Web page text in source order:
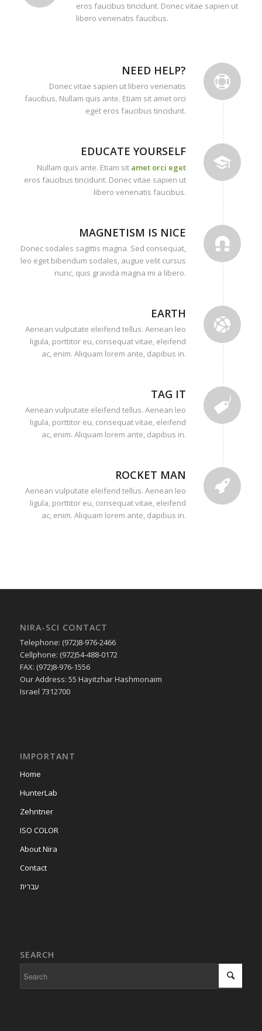
eros faucibus tincidunt. Donec vitae sapien ut
libero venenatis faucibus.
NEED HELP?
Donec vitae sapien ut libero venenatis
faucibus. Nullam quis ante. Etiam sit amet orci
eget eros faucibus tincidunt.
EDUCATE YOURSELF
Nullam quis ante. Etiam sit amet orci eget
eros faucibus tincidunt. Donec vitae sapien ut
libero venenatis faucibus.
MAGNETISM IS NICE
Donec sodales sagittis magna. Sed consequat,
leo eget bibendum sodales, augue velit cursus
nunc, quis gravida magna mi a libero.
EARTH
Aenean vulputate eleifend tellus. Aenean leo
ligula, porttitor eu, consequat vitae, eleifend
ac, enim. Aliquam lorem ante, dapibus in.
TAG IT
Aenean vulputate eleifend tellus. Aenean leo
ligula, porttitor eu, consequat vitae, eleifend
ac, enim. Aliquam lorem ante, dapibus in.
ROCKET MAN
Aenean vulputate eleifend tellus. Aenean leo
ligula, porttitor eu, consequat vitae, eleifend
ac, enim. Aliquam lorem ante, dapibus in.
NIRA-SCI CONTACT
Telephone: (972)8-976-2466
Cellphone: (972)54-488-0172
FAX: (972)8-976-1556
Our Address: 55 Hayitzhar Hashmonaim
Israel 7312700
IMPORTANT
Home
HunterLab
Zehntner
ISO COLOR
About Nira
Contact
עברית
SEARCH